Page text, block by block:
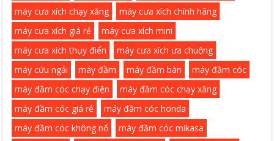
máy cưa xích chạy xăng
máy cưa xích chính hãng
máy cưa xích giá rẻ
máy cưa xích mini
máy cưa xích thụy điển
máy cưa xích ưa chuộng
máy cứu ngải
máy đầm máy đầm bàn
máy đầm cóc
máy đầm cóc chạy điện
máy đầm cóc chạy xăng
máy đầm cóc giá rẻ
máy đầm cóc honda
máy đầm cóc không nổ
máy đầm cóc mikasa